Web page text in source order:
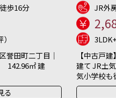
歩16分
誉田町二丁目｜
142.96㎡ 建
る
JR外
【中古戸
建て JR土
気小学校も